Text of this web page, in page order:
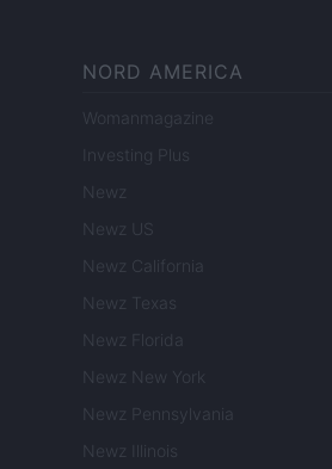
NORD AMERICA
Womanmagazine
Investing Plus
Newz
Newz US
Newz California
Newz Texas
Newz Florida
Newz New York
Newz Pennsylvania
Newz Illinois